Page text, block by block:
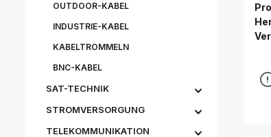
OUTDOOR-KABEL
INDUSTRIE-KABEL
KABELTROMMELN
BNC-KABEL
SAT-TECHNIK
STROMVERSORGUNG
TELEKOMMUNIKATION